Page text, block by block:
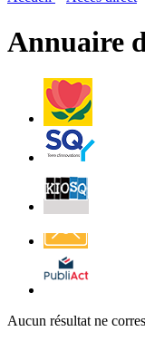
Annuaire
Villes
et
Villages
Fleuris
Saint-
Quentin
Billetterie
Affichage
légal
Aucun résultat ne